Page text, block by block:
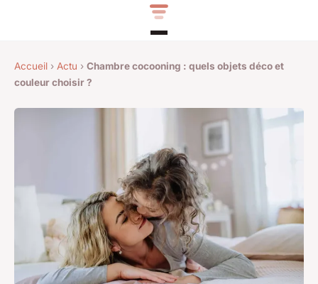
Accueil › Actu › Chambre cocooning : quels objets déco et
couleur choisir ?